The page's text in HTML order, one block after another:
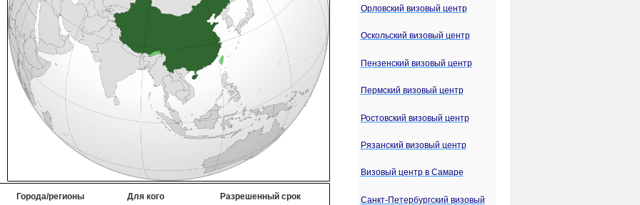
Города/регионы
Для кого Разрешенный срок
Орловский визовый центр
Оскольский визовый центр
Пензенский визовый центр
Пермский визовый центр
Ростовский визовый центр
Рязанский визовый центр
Визовый центр в Самаре
Санкт-Петербургский визовый